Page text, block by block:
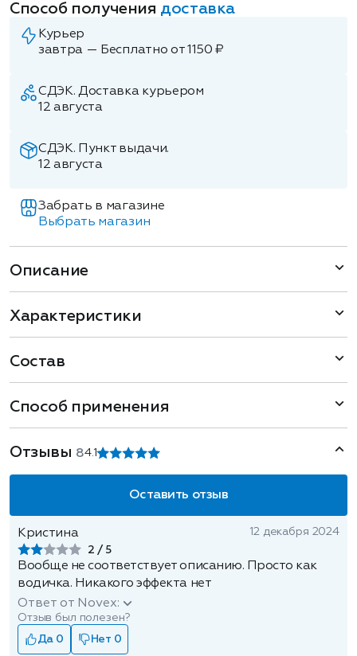
Способ получения доставка
Курьер
завтра — Бесплатно от 1150 ₽
СДЭК. Доставка курьером
12 августа
СДЭК. Пункт выдачи.
12 августа
Забрать в магазине
Выбрать магазин
Описание
Характеристики
Состав
Способ применения
Отзывы 84.1
Оставить отзыв
Кристина
2
12 декабря 2024
Вообще не соответствует описанию. Просто как
водичка. Никакого эффекта нет
Ответ от Novex:
Отзыв был полезен?
Да 0
Нет 0